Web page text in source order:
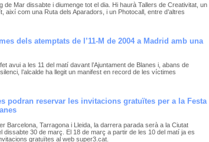
de Mar dissabte i diumenge tot el dia. Hi haurà Tallers de Creativitat, un
així com una Ruta dels Aparadors, i un Photocall, entre d’altres
dels atemptats de l’11-M de 2004 a Madrid amb una
avui a les 11 del matí davant l’Ajuntament de Blanes i, abans de
l’alcalde ha llegit un manifest en record de les víctimes
podran reservar les invitacions gratuïtes per a la Festa
Barcelona, Tarragona i Lleida, la darrera parada serà a la Ciutat
dissabte 30 de març. El 18 de març a partir de les 10 del matí ja es
gratuïtes al web super3.cat.